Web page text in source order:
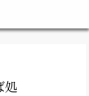
処